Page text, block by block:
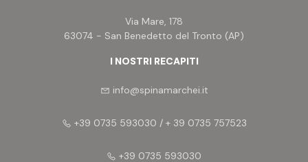
Via Mare, 178
63074 - San Benedetto del Tronto (AP)
I NOSTRI RECAPITI
info@spinamarchei.it
+39 0735 593030 / + 39 0735 757523
+39 0735 593030